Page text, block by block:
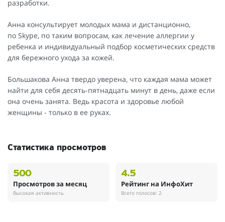
разработки.
Анна консультирует молодых мама и дистанционно,
по Skype, по таким вопросам, как лечение аллергии у
ребенка и индивидуальный подбор косметических средств
для бережного ухода за кожей.
Большакова Анна твердо уверена, что каждая мама может
найти для себя десять-пятнадцать минут в день, даже если
она очень занята. Ведь красота и здоровье любой
женщины - только в ее руках.
Статистика просмотров
500
Просмотров за месяц
Высокая активность
4.5
Рейтинг на ИнфоХит
Всего голосов: 2